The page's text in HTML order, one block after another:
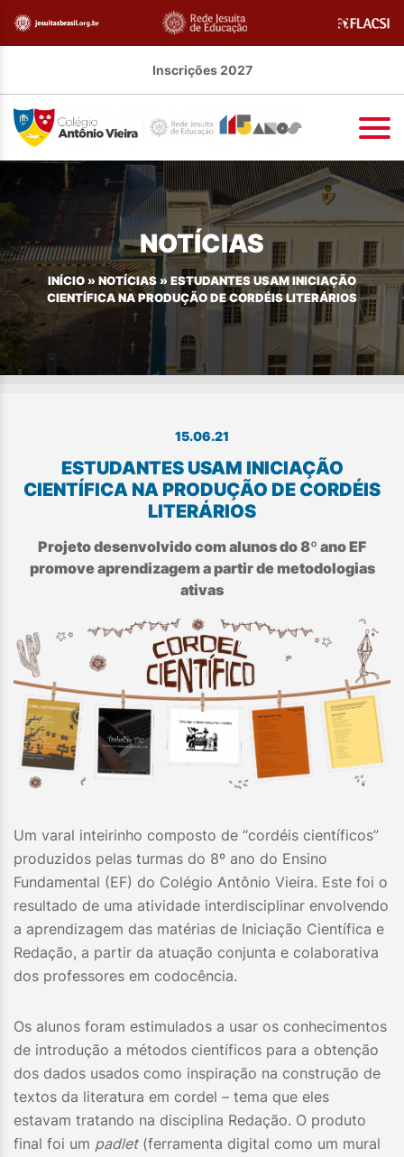
Inscrições 2027
NOTÍCIAS
INÍCIO » NOTÍCIAS » ESTUDANTES USAM INICIAÇÃO
CIENTÍFICA NA PRODUÇÃO DE CORDÉIS LITERÁRIOS
15.06.21
ESTUDANTES USAM INICIAÇÃO
CIENTÍFICA NA PRODUÇÃO DE CORDÉIS
LITERÁRIOS
Projeto desenvolvido com alunos do 8º ano EF
promove aprendizagem a partir de metodologias
ativas
Um varal inteirinho composto de “cordéis científicos”
produzidos pelas turmas do 8º ano do Ensino
Fundamental (EF) do Colégio Antônio Vieira. Este foi o
resultado de uma atividade interdisciplinar envolvendo
a aprendizagem das matérias de Iniciação Científica e
Redação, a partir da atuação conjunta e colaborativa
dos professores em codocência.
Os alunos foram estimulados a usar os conhecimentos
de introdução a métodos científicos para a obtenção
dos dados usados como inspiração na construção de
textos da literatura em cordel – tema que eles
estavam tratando na disciplina Redação. O produto
final foi um padlet(ferramenta digital como um mural